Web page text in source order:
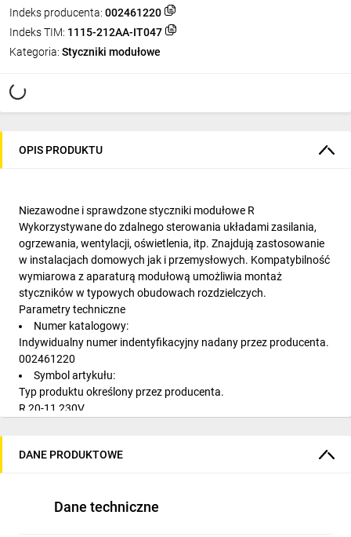
Indeks producenta: 002461220
Indeks TIM: 1115-212AA-IT047
Kategoria: Styczniki modułowe
OPIS PRODUKTU
Niezawodne i sprawdzone styczniki modułowe R
Wykorzystywane do zdalnego sterowania układami zasilania,
ogrzewania, wentylacji, oświetlenia, itp. Znajdują zastosowanie
w instalacjach domowych jak i przemysłowych. Kompatybilność
wymiarowa z aparaturą modułową umożliwia montaż
styczników w typowych obudowach rozdzielczych.
Parametry techniczne
Numer katalogowy:
Indywidualny numer indentyfikacyjny nadany przez producenta.
002461220
Symbol artykułu:
Typ produktu określony przez producenta.
R 20-11 230V
Prąd znamionowy AC1 [A]:
DANE PRODUKTOWE
Dane techniczne